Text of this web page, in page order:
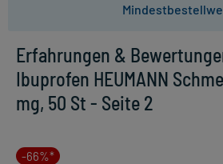
Erfahrungen &
Ibuprofen HEUMANN
mg, 50 St - Seite 2
-66%*